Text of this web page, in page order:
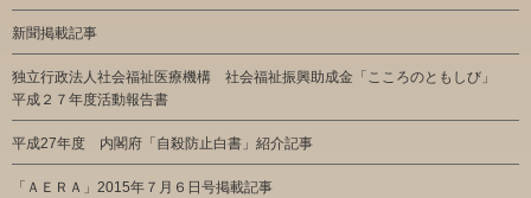
新聞掲載記事
独立行政法人社会福祉医療機構 社会福祉振興助成金「こころのともしび」
平成２７年度活動報告書
平成27年度 内閣府「自殺防止白書」紹介記事
「ＡＥＲＡ」2015年７月６日号掲載記事